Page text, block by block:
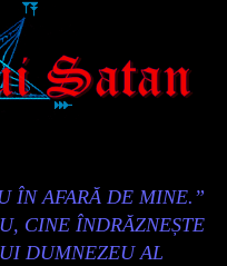
ÎN AFARĂ DE MINE.”
CINE ÎNDRĂZNEȘTE
DUMNEZEU AL